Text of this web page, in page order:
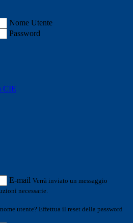
Nome Utente
Password
CIE
E-mail Verrà inviato un messaggio
necessarie.
utente? Effettua il reset della password